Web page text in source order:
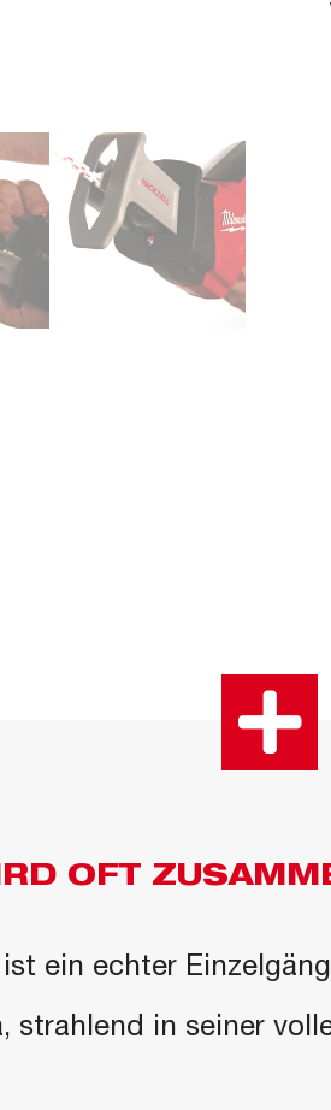
OFT
ein echter
strahlend in seiner